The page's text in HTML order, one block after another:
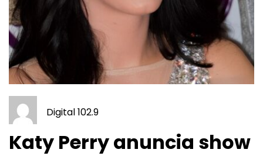
Digital 102.9
Katy Perry anuncia show